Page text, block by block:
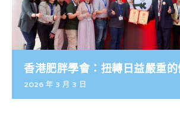
香港肥胖學會：扭轉日益嚴重
2026 年 3 月 3 日